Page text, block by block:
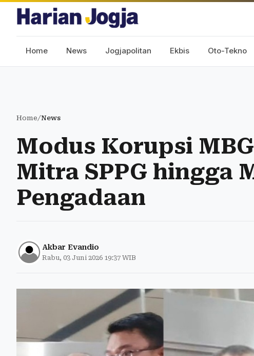
Home News Jogjapolitan Ekbis Oto-Tekno
Home/News
Modus Korupsi
Mitra SPPG hingga
Pengadaan
Akbar Evandio
Rabu, 03 Juni 2026 19:37 WIB